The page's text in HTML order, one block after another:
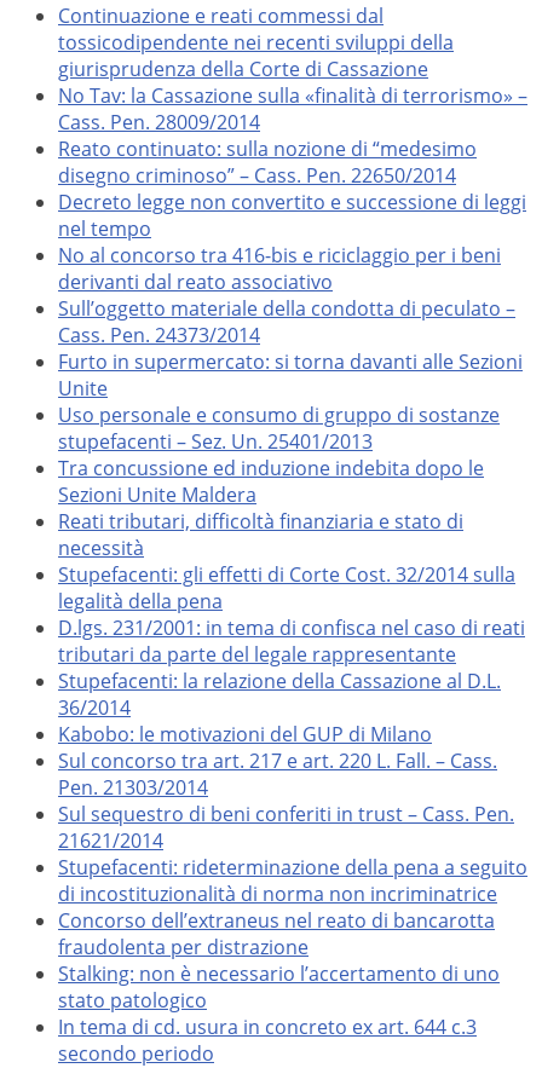
Continuazione e reati commessi dal
tossicodipendente nei recenti sviluppi della
giurisprudenza della Corte di Cassazione
No Tav: la Cassazione sulla «finalità di terrorismo» –
Cass. Pen. 28009/2014
Reato continuato: sulla nozione di “medesimo
disegno criminoso” – Cass. Pen. 22650/2014
Decreto legge non convertito e successione di leggi
nel tempo
No al concorso tra 416-bis e riciclaggio per i beni
derivanti dal reato associativo
Sull’oggetto materiale della condotta di peculato –
Cass. Pen. 24373/2014
Furto in supermercato: si torna davanti alle Sezioni
Unite
Uso personale e consumo di gruppo di sostanze
stupefacenti – Sez. Un. 25401/2013
Tra concussione ed induzione indebita dopo le
Sezioni Unite Maldera
Reati tributari, difficoltà finanziaria e stato di
necessità
Stupefacenti: gli effetti di Corte Cost. 32/2014 sulla
legalità della pena
D.lgs. 231/2001: in tema di confisca nel caso di reati
tributari da parte del legale rappresentante
Stupefacenti: la relazione della Cassazione al D.L.
36/2014
Kabobo: le motivazioni del GUP di Milano
Sul concorso tra art. 217 e art. 220 L. Fall. – Cass.
Pen. 21303/2014
Sul sequestro di beni conferiti in trust – Cass. Pen.
21621/2014
Stupefacenti: rideterminazione della pena a seguito
di incostituzionalità di norma non incriminatrice
Concorso dell’extraneus nel reato di bancarotta
fraudolenta per distrazione
Stalking: non è necessario l’accertamento di uno
stato patologico
In tema di cd. usura in concreto ex art. 644 c.3
secondo periodo